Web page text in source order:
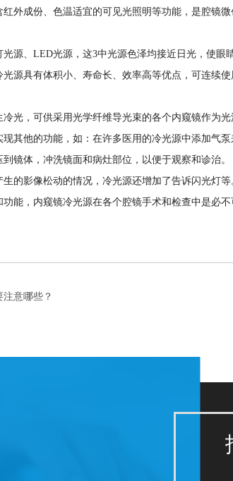
外成份、色温适宜的可见光照明等功能，是腔镜
源、LED光源，这3中光源色泽均接近日光，使
源具有体积小、寿命长、效率高等优点，可连续
光，可供采用光学纤维导光束的各个内窥镜作为
其他的功能，如：在许多医用的冷光源中添加气
镜体，冲洗镜面和病灶部位，以便于观察和诊治。
的影像松动的情况，冷光源还增加了告诉闪光灯等
能，内窥镜冷光源在各个腔镜手术和检查中是必
意哪些？